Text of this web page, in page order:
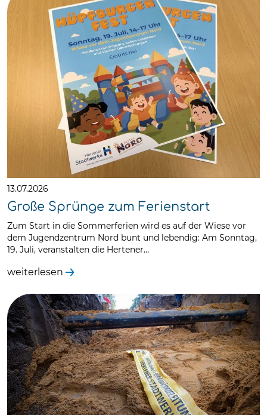
13.07.2026
Große Sprünge zum Ferienstart
Zum Start in die Sommerferien wird es auf der Wiese vor
dem Jugendzentrum Nord bunt und lebendig: Am Sonntag,
19. Juli, veranstalten die Hertener…
weiterlesen